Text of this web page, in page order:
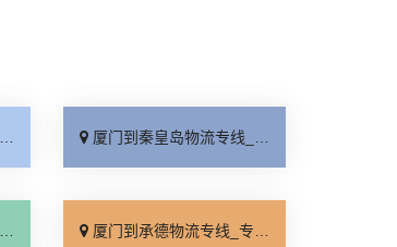
厦门到秦皇岛物流专线_高效运输「运保时效」
厦门到承德物流专线_专业调车「合理收费」